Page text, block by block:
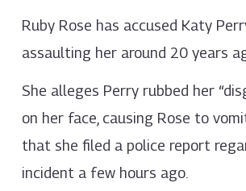
Ruby Rose has accused Katy
assaulting her around 20 years
She alleges Perry rubbed her
on her face, causing Rose to
that she filed a police report
incident a few hours ago.